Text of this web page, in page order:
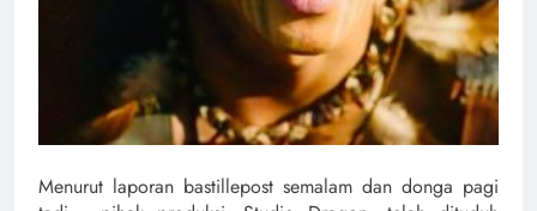
Menurut laporan bastillepost semalam dan donga pagi